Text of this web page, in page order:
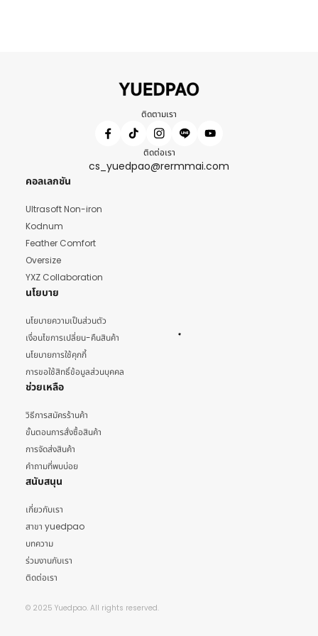
ติดตามเรา
ติดต่อเรา
cs_yuedpao@rermmai.com
คอลเลกชัน
Ultrasoft Non-iron
Kodnum
Feather Comfort
Oversize
YXZ Collaboration
นโยบาย
นโยบายความเป็นส่วนตัว
เงื่อนไขการเปลี่ยน-คืนสินค้า
นโยบายการใช้คุกกี้
การขอใช้สิทธิ์ข้อมูลส่วนบุคคล
ช่วยเหลือ
วิธีการสมัครร้านค้า
ขั้นตอนการสั่งซื้อสินค้า
การจัดส่งสินค้า
คำถามที่พบบ่อย
สนับสนุน
เกี่ยวกับเรา
สาขา yuedpao
บทความ
ร่วมงานกับเรา
ติดต่อเรา
© 2025 Yuedpao. All rights reserved.